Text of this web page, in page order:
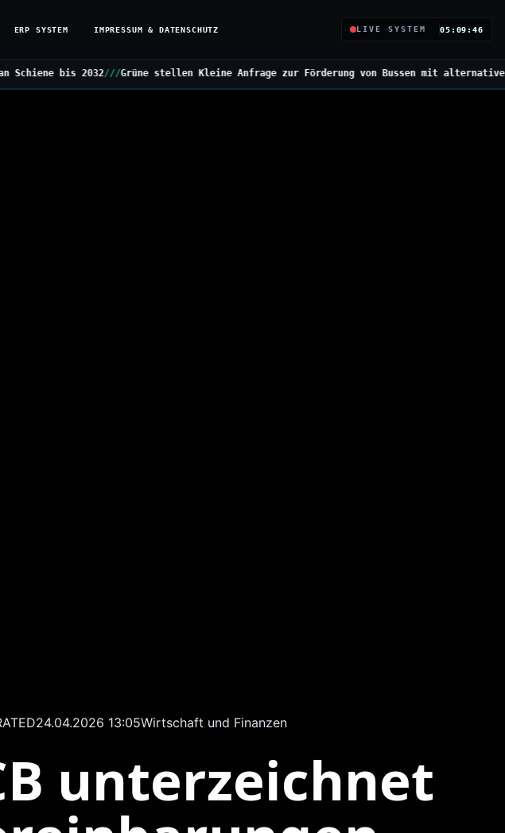
ERP SYSTEM IMPRESSUM & DATENSCHUTZ LIVE SYSTEM 05:09:47
stellen Kleine Anfrage zur Förderung von Bussen mit alternativen Antrieben///
24.04.2026 13:05Wirtschaft und Finanzen
unterzeichnet